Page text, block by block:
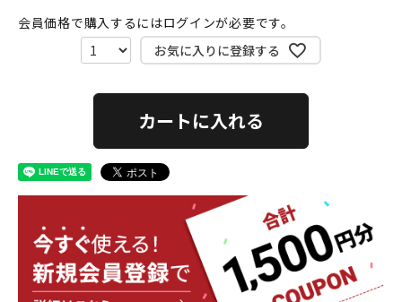
会員価格で購入するにはログインが必要です。
お気に入りに登録する
カートに入れる